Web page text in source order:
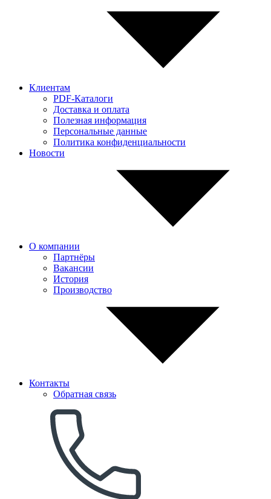
Клиентам
PDF-Каталоги
Доставка и оплата
Полезная информация
Персональные данные
Политика конфиденциальности
Новости
О компании
Партнёры
Вакансии
История
Производство
Контакты
Обратная связь